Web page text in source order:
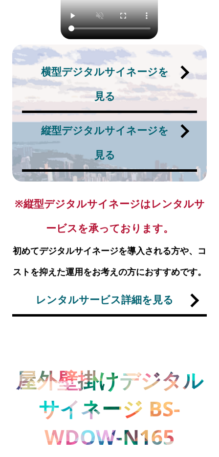
横型デジタルサイネージを
見る
縦型デジタルサイネージを
見る
※縦型デジタルサイネージはレンタルサ
ービスを承っております。
初めてデジタルサイネージを導入される方や、コ
ストを抑えた運用をお考えの方におすすめです。
レンタルサービス詳細を見る
屋外壁掛けデジタル
サイネージ BS-
WDOW-N165